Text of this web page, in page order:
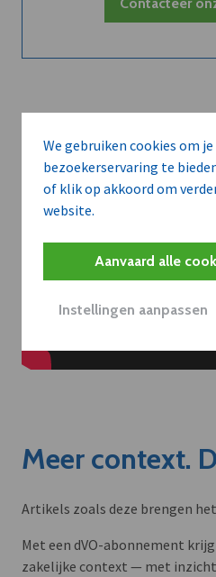
We gebruiken cookies om
bezoekerservaring te
of klik op akkoord om
website.
Aanvaard alle
Instellingen aanpassen
Contacteer
Meer context.
Artikels zoals deze brengen
Met een dVO-abonnement
zakelijke context — met